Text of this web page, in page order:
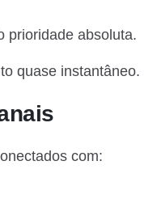
prioridade absoluta.
quase instantâneo.
com: